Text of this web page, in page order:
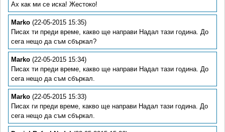
Ах как ми се иска! Жестоко!
Marko (22-05-2015 15:35)
Писах ти преди време, какво ще направи Надал тази година. До
сега нещо да съм сбъркал?
Marko (22-05-2015 15:34)
Писах ти преди време, какво ще направи Надал тази година. До
сега нещо да съм сбъркал.
Marko (22-05-2015 15:33)
Писах ги преди време, какво ще направи Надал тази година. До
сега нещо да съм сбъркал.